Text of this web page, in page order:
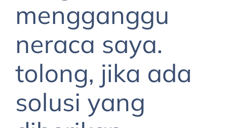
mengganggu
neraca saya.
tolong, jika ada
solusi yang
kasih
zahir
yg
telah